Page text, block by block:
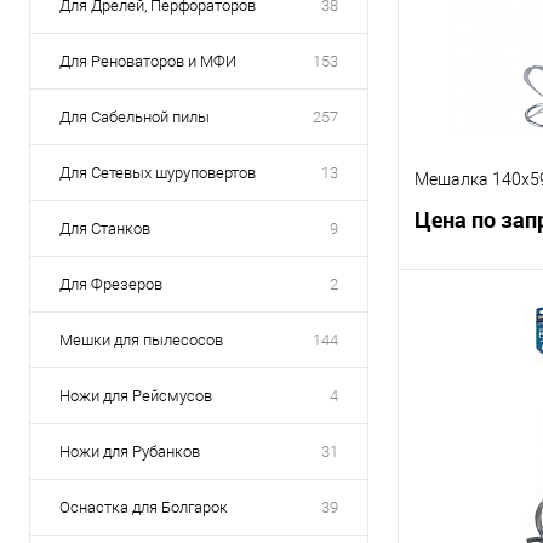
Для Дрелей, Перфораторов 38
Для Реноваторов и МФИ 153
Для Сабельной пилы 257
Для Сетевых шуруповертов 13
Для Станков 9
Для Фрезеров 2
Мешки для пылесосов 144
Ножи для Рейсмусов 4
Ножи для Рубанков 31
Оснастка для Болгарок 39
Мешалка
Цена по